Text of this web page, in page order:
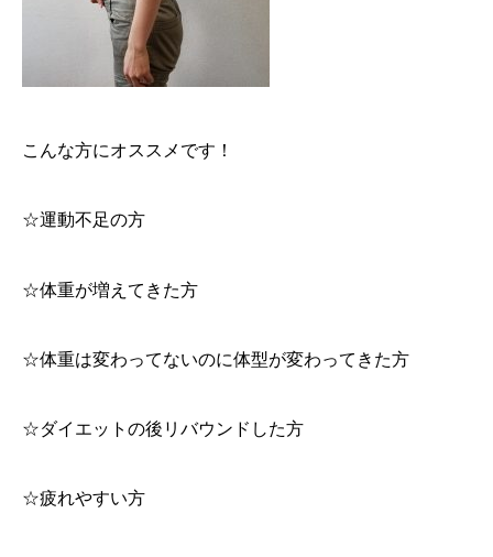
こんな方にオススメです！
☆運動不足の方
☆体重が増えてきた方
☆体重は変わってないのに体型が変わってきた方
☆ダイエットの後リバウンドした方
☆疲れやすい方